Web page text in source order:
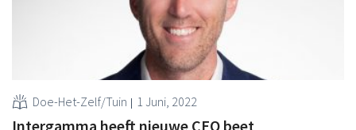
Doe-Het-Zelf/Tuin 1 Juni, 2022
Intergamma heeft nieuwe CEO beet